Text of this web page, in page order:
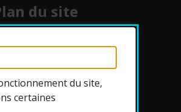
du site,
certaines
du site
des